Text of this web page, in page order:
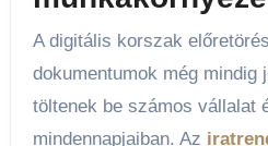
A digitális korszak
dokumentumok még mindig
töltenek be számos vállalat
mindennapjaiban. Az